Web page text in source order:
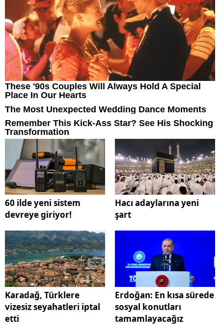
60 ilde yeni sistem
devreye giriyor!
Hacı adaylarına yeni
şart
Karadağ, Türklere
vizesiz seyahatleri iptal
etti
Erdoğan: En kısa sürede
sosyal konutları
tamamlayacağız